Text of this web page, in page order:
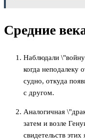
Средние
Наблюдали
когда неподалеку
судно, откуда
с другом.
Аналогичная
затем и возле
свидетельств